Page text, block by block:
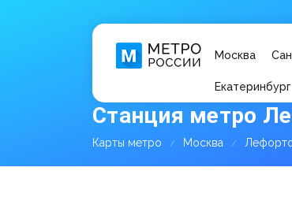
Москва
Екатеринбург
Станция метро
Карты метро Москва